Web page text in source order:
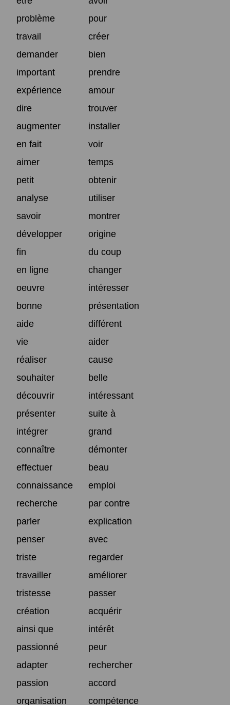
problème
pour
travail
créer
demander
bien
important
prendre
expérience
amour
dire
trouver
augmenter
installer
en fait
voir
aimer
temps
petit
obtenir
analyse
utiliser
savoir
montrer
développer
origine
fin
du coup
en ligne
changer
oeuvre
intéresser
bonne
présentation
aide
différent
vie
aider
réaliser
cause
souhaiter
belle
découvrir
intéressant
présenter
suite à
intégrer
grand
connaître
démonter
effectuer
beau
connaissance
emploi
recherche
par contre
parler
explication
penser
avec
triste
regarder
travailler
améliorer
tristesse
passer
création
acquérir
ainsi que
intérêt
passionné
peur
adapter
rechercher
passion
accord
organisation
compétence